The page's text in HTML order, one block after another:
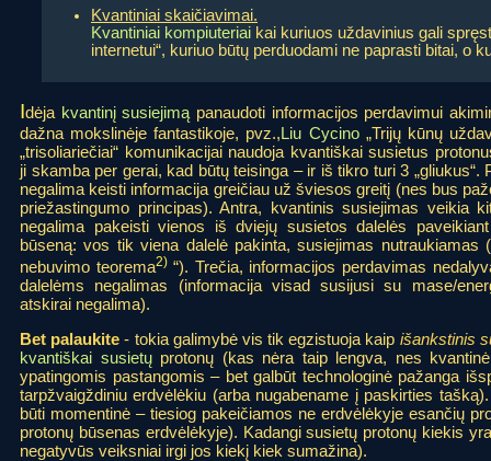
Kvantiniai skaičiavimai.
Kvantiniai kompiuteriai kai kuriuos uždavinius gali
internetui“, kuriuo būtų perduodami ne paprasti bitai, o
Idėja kvantinį susiejimą panaudoti informacijos perdavimui
dažna mokslinėje fantastikoje, pvz.,Liu Cycino„Trijų kūnų
„trisoliariečiai“ komunikacijai naudoja kvantiškai susietus
ji skamba per gerai, kad būtų teisinga – ir iš tikro turi 3 „gliukus“.
negalima keisti informacija greičiau už šviesos greitį (nes bus
priežastingumo principas). Antra, kvantinis susiejimas veikia
negalima pakeisti vienos iš dviejų susietos dalelės
būseną: vos tik viena dalelė pakinta, susiejimas nutraukiamas
nebuvimo teorema2) “). Trečia, informacijos perdavimas
dalelėms negalimas (informacija visad susijusi su mase/
atskirai negalima).
Bet palaukite - tokia galimybė vis tik egzistuoja kaip išankstinis
kvantiškai susietųprotonų (kas nėra taip lengva, nes
ypatingomis pastangomis – bet galbūt technologinė pažanga
tarpžvaigždiniu erdvėlėkiu (arba nugabename į paskirties
būti momentinė – tiesiog pakeičiamos ne erdvėlėkyje esančių
protonų būsenas erdvėlėkyje). Kadangi susietų protonų kiekis
negatyvūs veiksniai irgi jos kiekį kiek sumažina).